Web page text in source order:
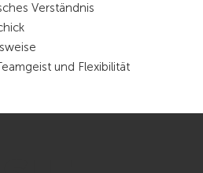
Verständnis
und Flexibilität